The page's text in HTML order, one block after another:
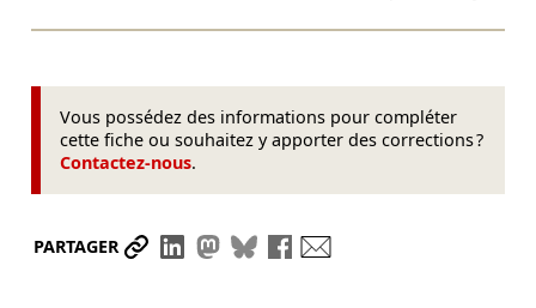
Vous possédez des informations pour compléter
cette fiche ou souhaitez y apporter des corrections ?
Contactez-nous.
PARTAGER Partager le lien
Partager sur LinkedIn
Partager sur Mastodon
Partager sur Bluesky
Partager sur Facebook